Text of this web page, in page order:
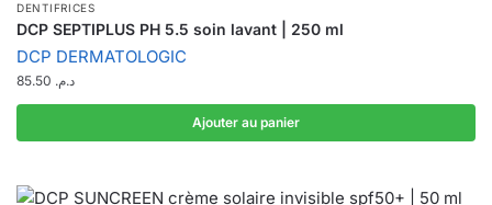
DENTIFRICES
DCP SEPTIPLUS PH 5.5 soin lavant | 250 ml
DCP DERMATOLOGIC
د.م.
Ajouter au panier